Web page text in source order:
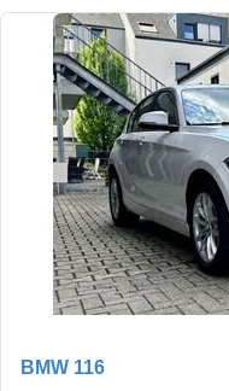
BMW 116